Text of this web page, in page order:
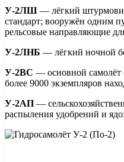
У-2ЛШ — лёгкий
стандарт; вооружён одним
рельсовые направляющие
У-2ЛНБ — лёгкий ночной
У-2ВС — основной самолёт
более 9000 экземпляров
У-2АП —
распыления удобрений и